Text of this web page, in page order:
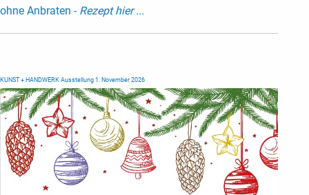
ohne Anbraten - Rezept hier ...
KUNST + HANDWERK Ausstellung 1. November 2026